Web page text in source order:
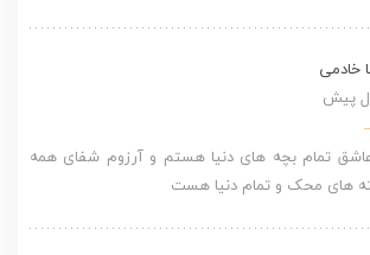
خادمی
تمام بچه های دنیا هستم و آرزوم شفای همه
های محک و تمام دنیا هست